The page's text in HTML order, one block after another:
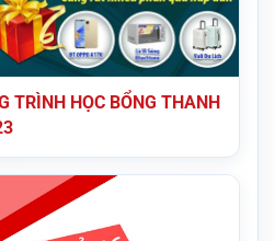
TRÌNH HỌC BỔNG THANH